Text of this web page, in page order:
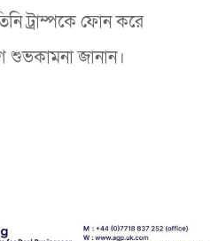
ট্রাম্পকে ফোন করে
শুভকামনা জানান।